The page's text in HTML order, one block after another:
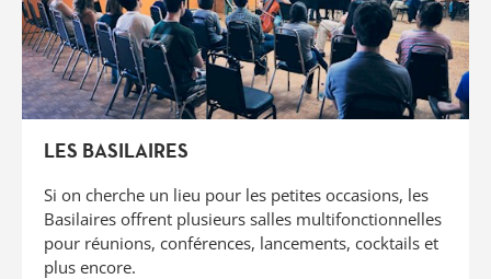
LES BASILAIRES
Si on cherche un lieu pour les petites occasions, les
Basilaires offrent plusieurs salles multifonctionnelles
pour réunions, conférences, lancements, cocktails et
plus encore.